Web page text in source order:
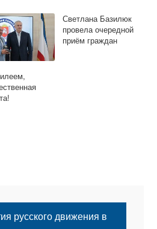
Светлана Базилюк
провела очередной
приём граждан
русского движения в